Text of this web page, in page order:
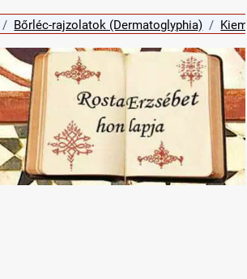
Bőrléc-rajzolatok (Dermatoglyphia)